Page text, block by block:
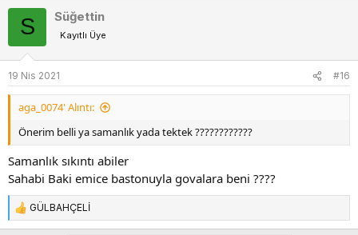
p
l
e
r
:
S Süğettin
Kayıtlı Üye
19 Nis 2021 #16
aga_0074' Alıntı:
Önerim belli ya samanlık yada tektek ????????????
Samanlık sıkıntı abiler
Sahabi Baki emice bastonuyla govalara beni ????
T
e
GÜLBAHÇELİ